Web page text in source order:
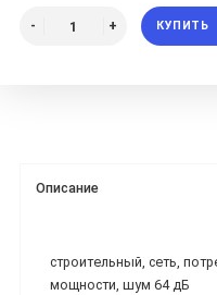
КУПИТЬ
Описание
строительный, сеть,
мощности, шум 64 дБ